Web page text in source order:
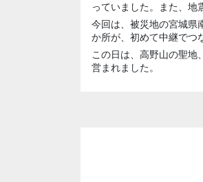
っていました。また、地
今回は、被災地の宮城県
か所が、初めて中継でつ
この日は、高野山の聖地
営まれました。